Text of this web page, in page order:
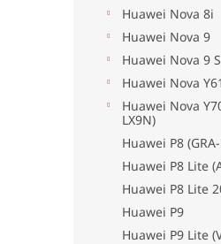
Huawei Nova 8i
Huawei Nova 9
Huawei Nova 9
Huawei Nova Y61
Huawei Nova
LX9N)
Huawei P8
Huawei P8 Lite
Huawei P8 Lite
Huawei P9
Huawei P9 Lite